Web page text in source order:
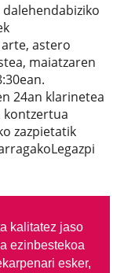
astero
maiatzaren
24an klarinetea
kontzertua
zazpietatik
kalitatez jaso
ezinbestekoa
esker,